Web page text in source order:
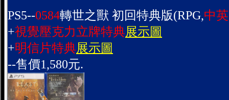
PS5--0584轉世之獸 初回特典版(RPG,中
+視覺壓克力立牌特典展示圖
+明信片特典展示圖
--售價1,580元.